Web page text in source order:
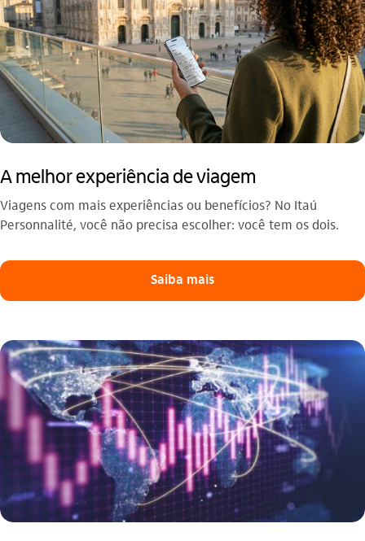
A melhor experiência de viagem
Viagens com mais experiências ou benefícios? No Itaú
Personnalité, você não precisa escolher: você tem os dois.
Saiba mais